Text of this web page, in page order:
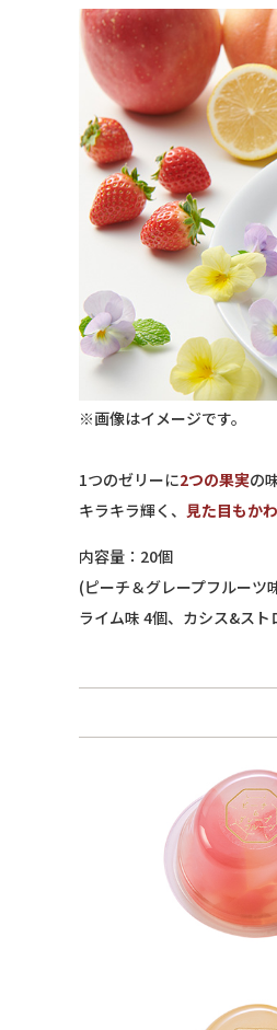
※画像はイメージです。
1つのゼリーに2つの果実の
キラキラ輝く、 見た目もか
内容量：20個
(ピーチ＆グレープフルーツ
ライム味 4個、カシス&スト